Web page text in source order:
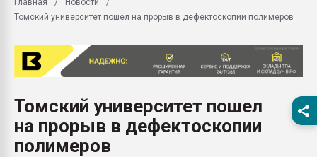
Всё, что касается
бутылок
Материал поверхности
вакуумного
Главная
Новости
Томский университет пошел на прорыв в дефектоскопии полимеров
Томский университет пошел
на прорыв в дефектоскопии
полимеров